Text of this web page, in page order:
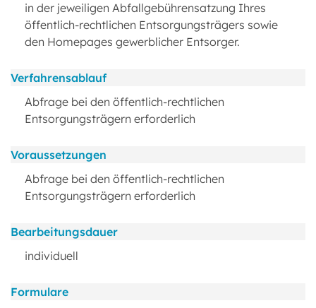
in der jeweiligen Abfallgebührensatzung Ihres
öffentlich-rechtlichen Entsorgungsträgers sowie
den Homepages gewerblicher Entsorger.
Verfahrensablauf
Abfrage bei den öffentlich-rechtlichen
Entsorgungsträgern erforderlich
Voraussetzungen
Abfrage bei den öffentlich-rechtlichen
Entsorgungsträgern erforderlich
Bearbeitungsdauer
individuell
Formulare